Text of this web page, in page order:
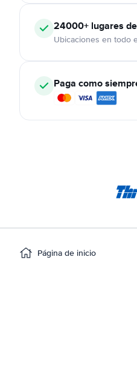
24000+ lugares
Ubicaciones en todo
Paga como
Página de inicio